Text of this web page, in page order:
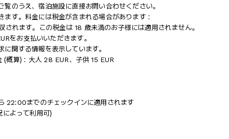
のうえ、宿泊施設に直接お問い合わせください。
ます。料金には税金が含まれる場合があります :
れます。この税金は 18 歳未満のお子様には適用されません。
をお支払いいただきます。
関する情報を表示しています。
(概算) : 大人 28 EUR、子供 15 EUR
22:00までのチェックインに適用されます
よって利用可)